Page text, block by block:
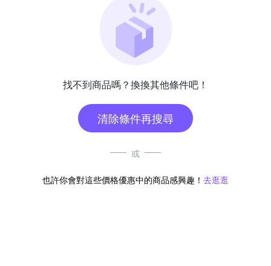
找不到商品嗎？換換其他條件吧！
清除條件再搜尋
或
也許你會對這些價格優惠中的商品感興趣！ 去逛逛